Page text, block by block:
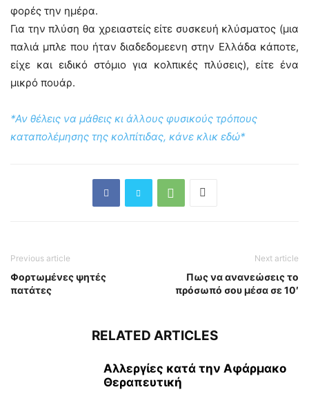
φορές την ημέρα.
Για την πλύση θα χρειαστείς είτε συσκευή κλύσματος (μια
παλιά μπλε που ήταν διαδεδομεενη στην Ελλάδα κάποτε,
είχε και ειδικό στόμιο για κολπικές πλύσεις), είτε ένα
μικρό πουάρ.
*Αν θέλεις να μάθεις κι άλλους φυσικούς τρόπους
καταπολέμησης της κολπίτιδας, κάνε κλικ εδώ*
Previous article
Φορτωμένες ψητές
πατάτες
Next article
Πως να ανανεώσεις το
πρόσωπό σου μέσα σε 10′
RELATED ARTICLES
Αλλεργίες κατά την Αφάρμακο
Θεραπευτική